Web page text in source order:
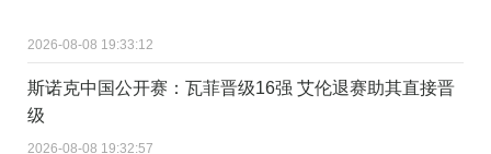
2026-08-08 19:33:12
斯诺克中国公开赛：瓦菲晋级16强 艾伦退赛助其直接晋
级
2026-08-08 19:32:57